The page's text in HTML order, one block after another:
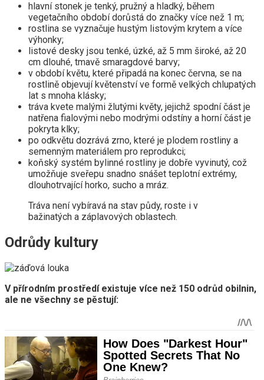
hlavní stonek je tenký, pružný a hladký, během
vegetačního období dorůstá do značky více než 1 m;
rostlina se vyznačuje hustým listovým krytem a více
výhonky;
listové desky jsou tenké, úzké, až 5 mm široké, až 20
cm dlouhé, tmavě smaragdové barvy;
v období květu, které připadá na konec června, se na
rostlině objevují květenství ve formě velkých chlupatých
lat s mnoha klásky;
tráva kvete malými žlutými květy, jejichž spodní část je
natřena fialovými nebo modrými odstíny a horní část je
pokryta klky;
po odkvětu dozrává zrno, které je plodem rostliny a
semenným materiálem pro reprodukci;
koňský systém bylinné rostliny je dobře vyvinutý, což
umožňuje sveřepu snadno snášet teplotní extrémy,
dlouhotrvající horko, sucho a mráz.
Tráva není vybíravá na stav půdy, roste i v
bažinatých a záplavových oblastech.
Odrůdy kultury
V přírodním prostředí existuje více než 150 odrůd obilnin,
ale ne všechny se pěstují: